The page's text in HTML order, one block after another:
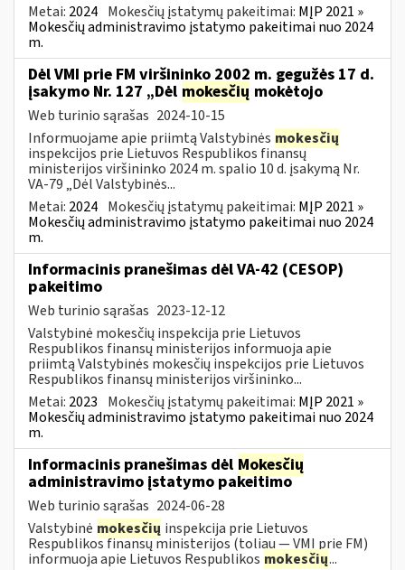
Metai: 2024 Mokesčių įstatymų pakeitimai: MĮP 2021 »
Mokesčių administravimo įstatymo pakeitimai nuo 2024
m.
Dėl VMI prie FM viršininko 2002 m. gegužės 17 d.
įsakymo Nr. 127 „Dėl mokesčių mokėtojo
Web turinio sąrašas 2024-10-15
Informuojame apie priimtą Valstybinės mokesčių
inspekcijos prie Lietuvos Respublikos finansų
ministerijos viršininko 2024 m. spalio 10 d. įsakymą Nr.
VA-79 „Dėl Valstybinės...
Metai: 2024 Mokesčių įstatymų pakeitimai: MĮP 2021 »
Mokesčių administravimo įstatymo pakeitimai nuo 2024
m.
Informacinis pranešimas dėl VA-42 (CESOP)
pakeitimo
Web turinio sąrašas 2023-12-12
Valstybinė mokesčių inspekcija prie Lietuvos
Respublikos finansų ministerijos informuoja apie
priimtą Valstybinės mokesčių inspekcijos prie Lietuvos
Respublikos finansų ministerijos viršininko...
Metai: 2023 Mokesčių įstatymų pakeitimai: MĮP 2021 »
Mokesčių administravimo įstatymo pakeitimai nuo 2024
m.
Informacinis pranešimas dėl Mokesčių
administravimo įstatymo pakeitimo
Web turinio sąrašas 2024-06-28
Valstybinė mokesčių inspekcija prie Lietuvos
Respublikos finansų ministerijos (toliau — VMI prie FM)
informuoja apie Lietuvos Respublikos mokesčių...